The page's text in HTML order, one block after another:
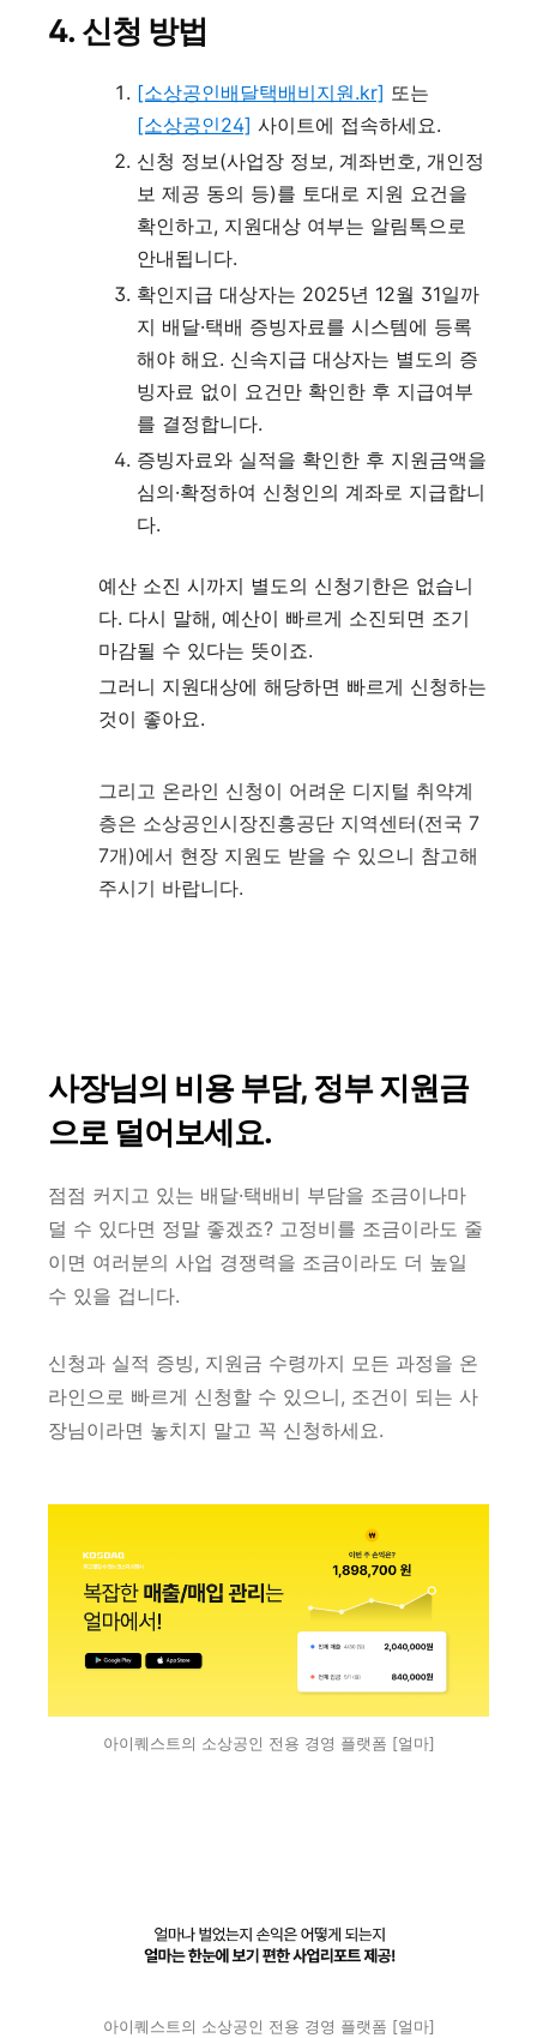
4. 신청 방법
[소상공인배달택배비지원.kr] 또는
[소상공인24] 사이트에 접속하세요.
신청 정보(사업장 정보, 계좌번호, 개인정
보 제공 동의 등)를 토대로 지원 요건을
확인하고, 지원대상 여부는 알림톡으로
안내됩니다.
확인지급 대상자는 2025년 12월 31일까
지 배달·택배 증빙자료를 시스템에 등록
해야 해요. 신속지급 대상자는 별도의 증
빙자료 없이 요건만 확인한 후 지급여부
를 결정합니다.
증빙자료와 실적을 확인한 후 지원금액을
심의·확정하여 신청인의 계좌로 지급합니
다.
예산 소진 시까지 별도의 신청기한은 없습니
다. 다시 말해, 예산이 빠르게 소진되면 조기
마감될 수 있다는 뜻이죠.
그러니 지원대상에 해당하면 빠르게 신청하는
것이 좋아요.
그리고 온라인 신청이 어려운 디지털 취약계
층은 소상공인시장진흥공단 지역센터(전국 7
7개)에서 현장 지원도 받을 수 있으니 참고해
주시기 바랍니다.
사장님의 비용 부담, 정부 지원금
으로 덜어보세요.
점점 커지고 있는 배달·택배비 부담을 조금이나마
덜 수 있다면 정말 좋겠죠? 고정비를 조금이라도 줄
이면 여러분의 사업 경쟁력을 조금이라도 더 높일
수 있을 겁니다.
신청과 실적 증빙, 지원금 수령까지 모든 과정을 온
라인으로 빠르게 신청할 수 있으니, 조건이 되는 사
장님이라면 놓치지 말고 꼭 신청하세요.
아이퀘스트의 소상공인 전용 경영 플랫폼 [얼마]
아이퀘스트의 소상공인 전용 경영 플랫폼 [얼마]